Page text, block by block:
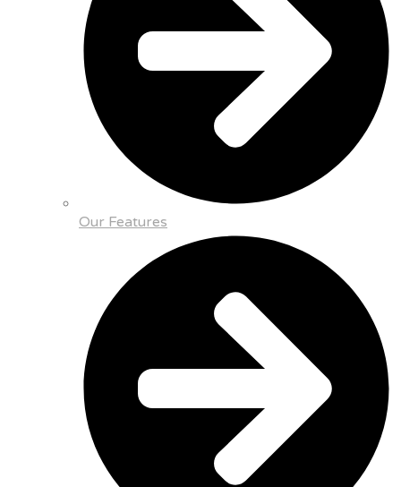
Our Features